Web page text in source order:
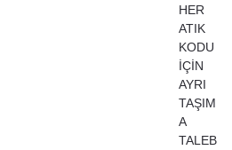
HER
ATIK
KODU
İÇİN
AYRI
TAŞIM
A
TALEB